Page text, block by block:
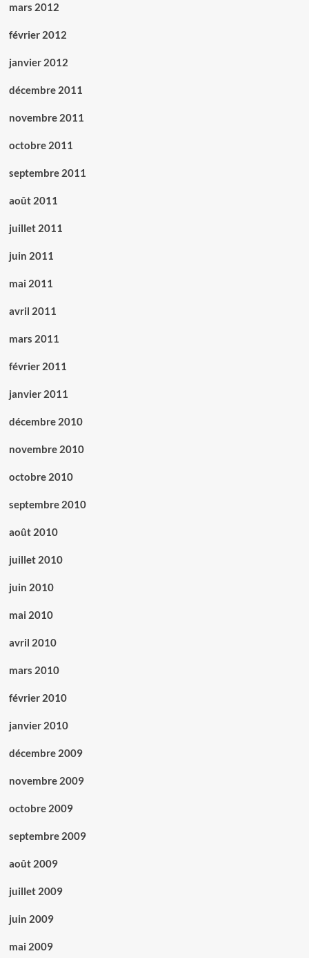
mars 2012
février 2012
janvier 2012
décembre 2011
novembre 2011
octobre 2011
septembre 2011
août 2011
juillet 2011
juin 2011
mai 2011
avril 2011
mars 2011
février 2011
janvier 2011
décembre 2010
novembre 2010
octobre 2010
septembre 2010
août 2010
juillet 2010
juin 2010
mai 2010
avril 2010
mars 2010
février 2010
janvier 2010
décembre 2009
novembre 2009
octobre 2009
septembre 2009
août 2009
juillet 2009
juin 2009
mai 2009